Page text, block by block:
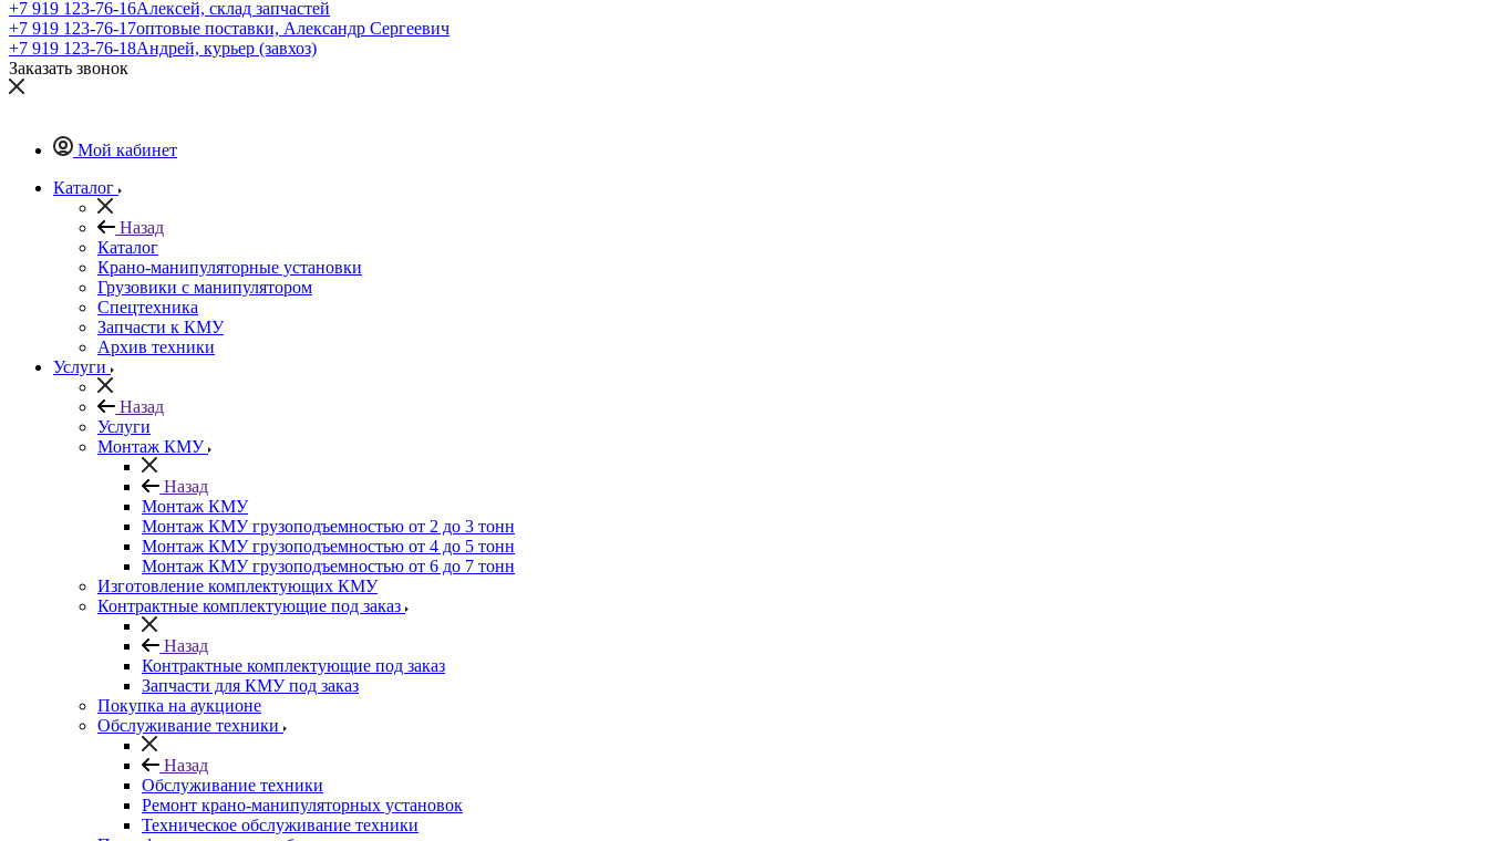
+7 919 123-76-16Алексей, склад запчастей
+7 919 123-76-17оптовые поставки, Александр Сергеевич
+7 919 123-76-18Андрей, курьер (завхоз)
Заказать звонок
Мой кабинет
Каталог
Назад
Каталог
Крано-манипуляторные установки
Грузовики с манипулятором
Спецтехника
Запчасти к КМУ
Архив техники
Услуги
Назад
Услуги
Монтаж КМУ
Назад
Монтаж КМУ
Монтаж КМУ грузоподъемностью от 2 до 3 тонн
Монтаж КМУ грузоподъемностью от 4 до 5 тонн
Монтаж КМУ грузоподъемностью от 6 до 7 тонн
Изготовление комплектующих КМУ
Контрактные комплектующие под заказ
Назад
Контрактные комплектующие под заказ
Запчасти для КМУ под заказ
Покупка на аукционе
Обслуживание техники
Назад
Обслуживание техники
Ремонт крано-манипуляторных установок
Техническое обслуживание техники